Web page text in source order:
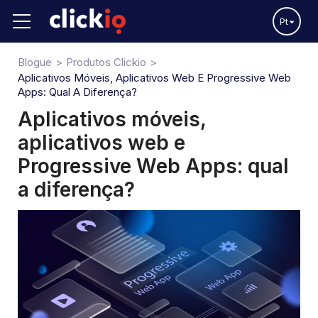
Pt
Blogue
Produtos Clickio
Aplicativos Móveis, Aplicativos Web E Progressive Web
Apps: Qual A Diferença?
Aplicativos móveis,
aplicativos web e
Progressive Web Apps: qual
a diferença?